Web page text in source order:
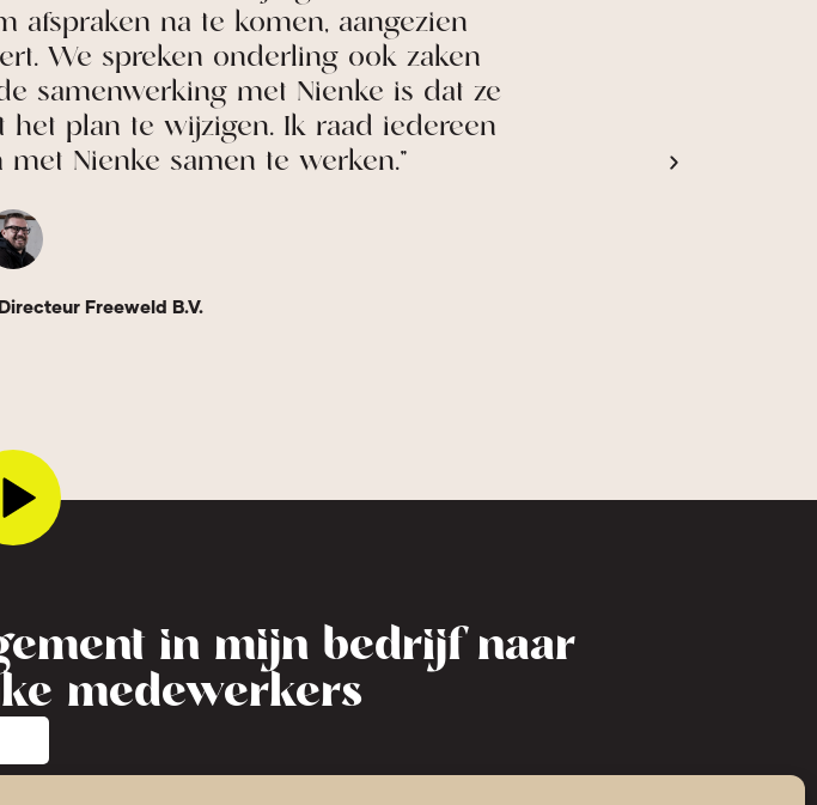
na te komen, aangezien
spreken onderling ook zaken
met Nienke is dat ze
plan te wijzigen. Ik raad iedereen
Nienke samen te werken."
Freeweld B.V.
in mijn bedrijf naar
medewerkers